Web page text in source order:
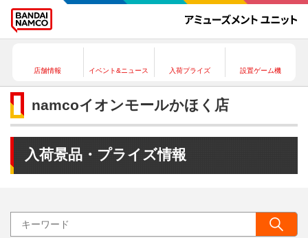
店舗情報 イベント&ニュース 入荷プライズ 設置ゲーム機
namcoイオンモールかほく店
入荷景品・プライズ情報